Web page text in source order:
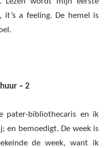
a feeling. De hemel is
– 2
pater-bibliothecaris en ik
en bemoedigt. De week is
de week, want ik